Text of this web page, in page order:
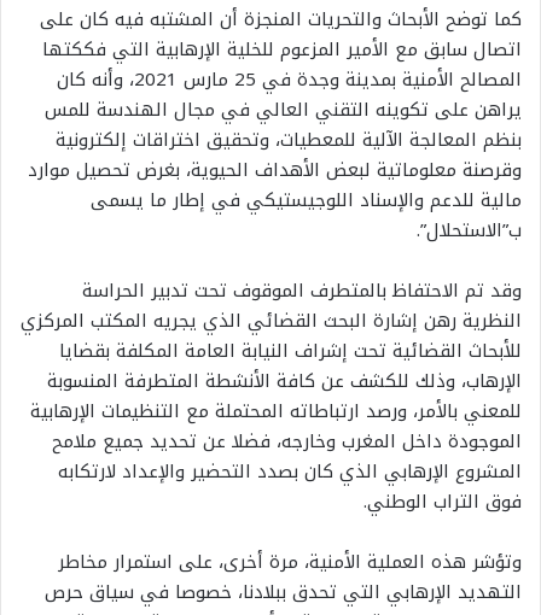
كما توضح الأبحاث والتحريات المنجزة أن المشتبه فيه كان على
اتصال سابق مع الأمير المزعوم للخلية الإرهابية التي فككتها
المصالح الأمنية بمدينة وجدة في 25 مارس 2021، وأنه كان
يراهن على تكوينه التقني العالي في مجال الهندسة للمس
بنظم المعالجة الآلية للمعطيات، وتحقيق اختراقات إلكترونية
وقرصنة معلوماتية لبعض الأهداف الحيوية، بغرض تحصيل موارد
مالية للدعم والإسناد اللوجيستيكي في إطار ما يسمى
ب”الاستحلال”.
وقد تم الاحتفاظ بالمتطرف الموقوف تحت تدبير الحراسة
النظرية رهن إشارة البحث القضائي الذي يجريه المكتب المركزي
للأبحاث القضائية تحت إشراف النيابة العامة المكلفة بقضايا
الإرهاب، وذلك للكشف عن كافة الأنشطة المتطرفة المنسوبة
للمعني بالأمر، ورصد ارتباطاته المحتملة مع التنظيمات الإرهابية
الموجودة داخل المغرب وخارجه، فضلا عن تحديد جميع ملامح
المشروع الإرهابي الذي كان بصدد التحضير والإعداد لارتكابه
فوق التراب الوطني.
وتؤشر هذه العملية الأمنية، مرة أخرى، على استمرار مخاطر
التهديد الإرهابي التي تحدق ببلادنا، خصوصا في سياق حرص